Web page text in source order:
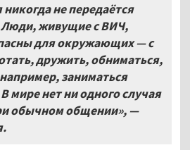
не передаётся
живущие с ВИЧ,
для окружающих — с
дружить, обниматься,
заниматься
мире нет ни одного случая
обычном общении», —